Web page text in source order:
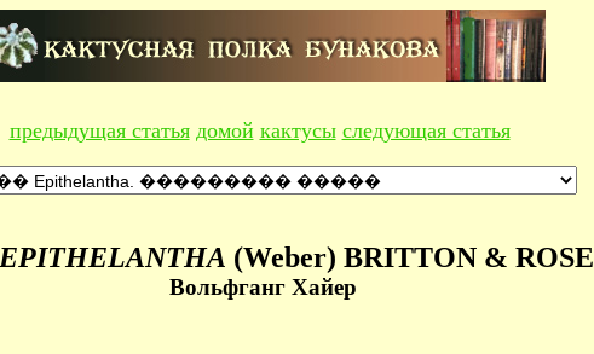
предыдущая статья домой кактусы следующая статья
EPITHELANTHA (Weber) BRITTON & ROSE
Вольфганг Хайер